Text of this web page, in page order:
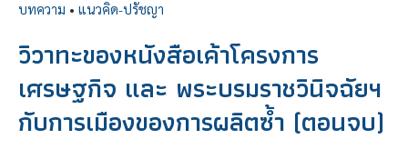
บทความ • แนวคิด-ปรัชญา
วิวาทะของหนังสือเค้าโครงการ
เศรษฐกิจ และ พระบรมราชวินิจฉัยฯ
กับการเมืองของการผลิตซ้ำ (ตอนจบ)